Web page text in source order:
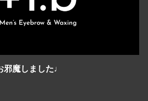
邪魔しました♩